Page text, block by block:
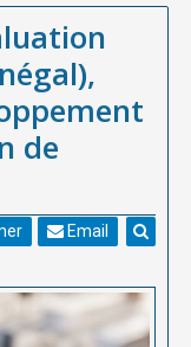
Sénégal),
de projets et
de
Email